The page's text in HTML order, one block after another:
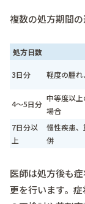
複数の処方期間の
処方日数
3日分 軽度の腫
4～5日分
中等度以
場合
7日分以
上
慢性疾患
併
医師は処方後も
更を行います。